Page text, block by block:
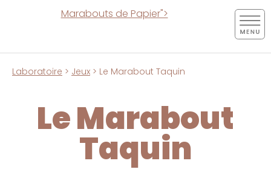
Marabouts de Papier">
Laboratoire > Jeux > Le Marabout Taquin
Le Marabout
Taquin